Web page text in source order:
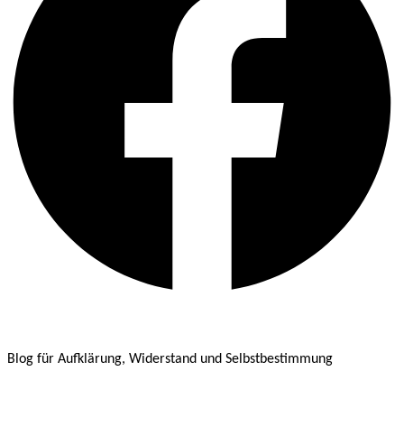
Blog für Aufklärung, Widerstand und Selbstbestimmung